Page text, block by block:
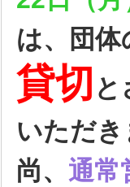
は、団体
貸切 と
いただき
尚、 通常